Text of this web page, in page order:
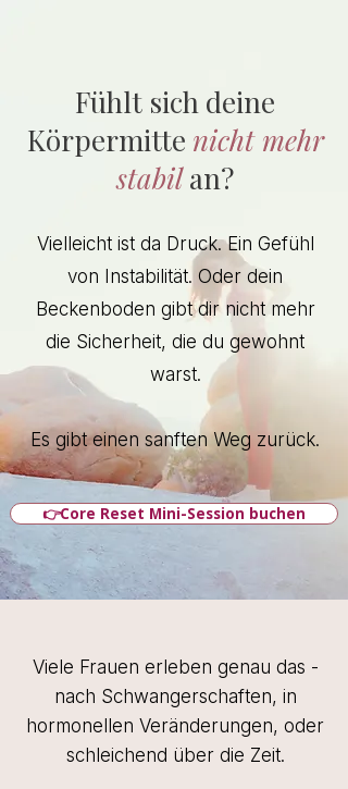
Fühlt sich deine
Körpermitte nicht mehr
stabil an?
Vielleicht ist da Druck. Ein Gefühl
von Instabilität. Oder dein
Beckenboden gibt dir nicht mehr
die Sicherheit, die du gewohnt
warst.
Es gibt einen sanften Weg zurück.
👉Core Reset Mini-Session buchen
​Viele Frauen erleben genau das -
nach Schwangerschaften, in
hormonellen Veränderungen, oder
schleichend über die Zeit.